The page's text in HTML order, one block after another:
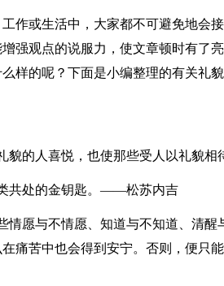
作或生活中，大家都不可避免地会
强观点的说服力，使文章顿时有了
样的呢？下面是小编整理的有关礼
貌的人喜悦，也使那些受人以礼貌
共处的金钥匙。——松苏内吉
情愿与不情愿、知道与不知道、清
痛苦中也会得到安宁。否则，便只